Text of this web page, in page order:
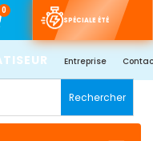
0
SPÉCIALE ÉTÉ
Entreprise
Rechercher